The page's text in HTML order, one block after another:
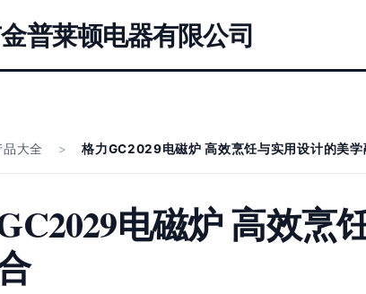
普莱顿电器有限公司
品大全 > 格力GC2029电磁炉 高效烹饪与实用设计的美学
电磁炉 高效烹